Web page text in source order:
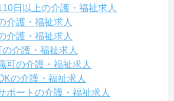
日以上の介護・福祉求人
介護・福祉求人
介護・福祉求人
介護・福祉求人
可の介護・福祉求人
の介護・福祉求人
ポートの介護・福祉求人